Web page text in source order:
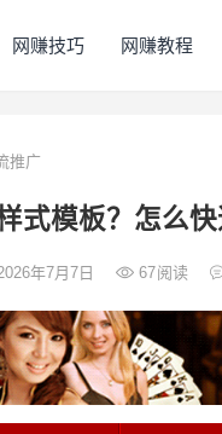
网赚技巧 网赚教程
推广
式模板？怎么
年7月7日 67阅读